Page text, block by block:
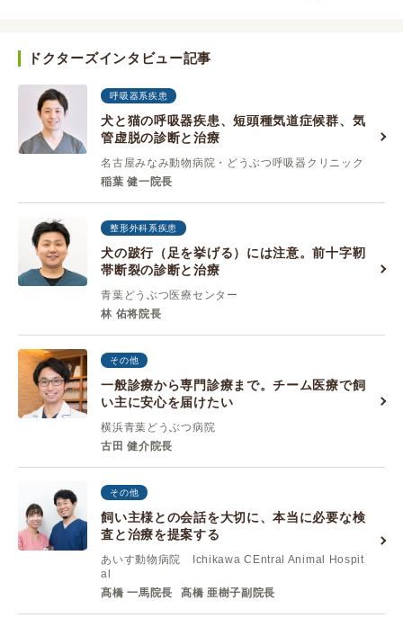
ドクターズインタビュー記事
呼吸器系疾患
犬と猫の呼吸器疾患、短頭種気道症候群、気
管虚脱の診断と治療
名古屋みなみ動物病院・どうぶつ呼吸器クリニック
稲葉 健一院長
整形外科系疾患
犬の跛行（足を挙げる）には注意。前十字靭
帯断裂の診断と治療
青葉どうぶつ医療センター
林 佑将院長
その他
一般診療から専門診療まで。チーム医療で飼
い主に安心を届けたい
横浜青葉どうぶつ病院
古田 健介院長
その他
飼い主様との会話を大切に、本当に必要な検
査と治療を提案する
あいす動物病院 Ichikawa CEntral Animal Hospit
al
髙橋 一馬院長
髙橋 亜樹子副院長